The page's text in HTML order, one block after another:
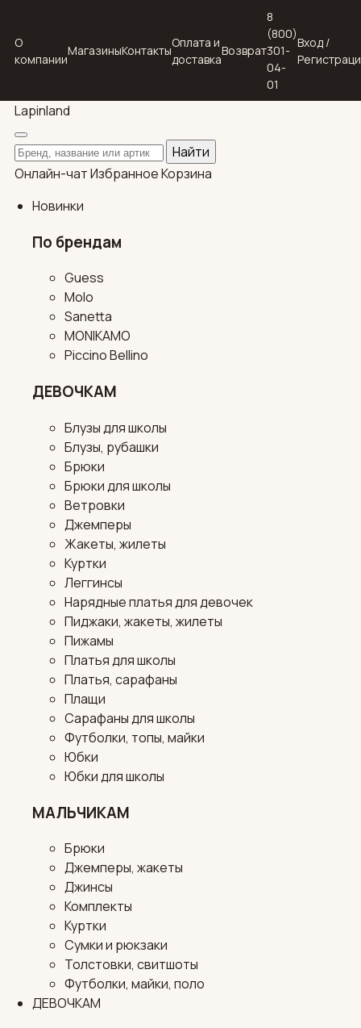
О
компании
МагазиныКонтакты
Оплата и
доставка
Возврат
8
(800)
301-
04-
01
Вход /
Lapinland
Поиск по каталогу
Найти
Онлайн-чатИзбранноеКорзина
Новинки
По брендам
Guess
Molo
Sanetta
MONIKAMO
Piccino Bellino
ДЕВОЧКАМ
Блузы для школы
Блузы, рубашки
Брюки
Брюки для школы
Ветровки
Джемперы
Жакеты, жилеты
Куртки
Леггинсы
Нарядные платья для девочек
Пиджаки, жакеты, жилеты
Пижамы
Платья для школы
Платья, сарафаны
Плащи
Сарафаны для школы
Футболки, топы, майки
Юбки
Юбки для школы
МАЛЬЧИКАМ
Брюки
Джемперы, жакеты
Джинсы
Комплекты
Куртки
Сумки и рюкзаки
Толстовки, свитшоты
Футболки, майки, поло
ДЕВОЧКАМ